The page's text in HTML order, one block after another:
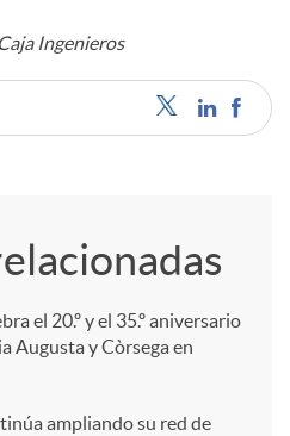
Ingenieros
el 20.º y el 35.º aniversario
Augusta y Còrsega en
ampliando su red de